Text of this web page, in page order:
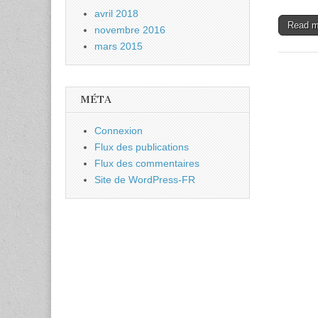
Read
avril 2018
novembre 2016
mars 2015
MÉTA
Connexion
Flux des publications
Flux des commentaires
Site de WordPress-FR